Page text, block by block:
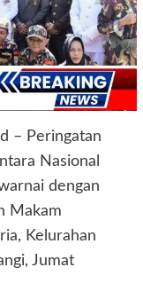
– Peringatan
Nasional
dengan
Makam
Kelurahan
Jumat